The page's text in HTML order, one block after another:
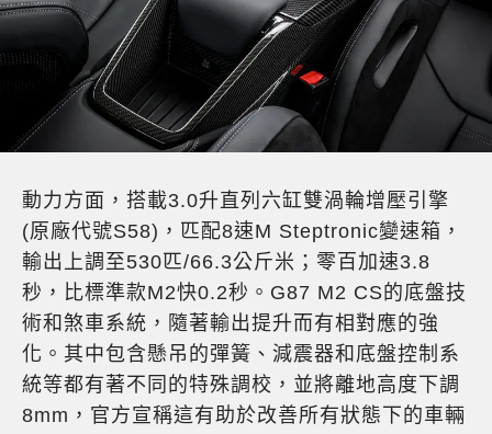
動力方面，搭載3.0升直列六缸雙渦輪增壓引擎
(原廠代號S58)，匹配8速M Steptronic變速箱，
輸出上調至530匹/66.3公斤米；零百加速3.8
秒，比標準款M2快0.2秒。G87 M2 CS的底盤技
術和煞車系統，隨著輸出提升而有相對應的強
化。其中包含懸吊的彈簧、減震器和底盤控制系
統等都有著不同的特殊調校，並將離地高度下調
8mm，官方宣稱這有助於改善所有狀態下的車輛